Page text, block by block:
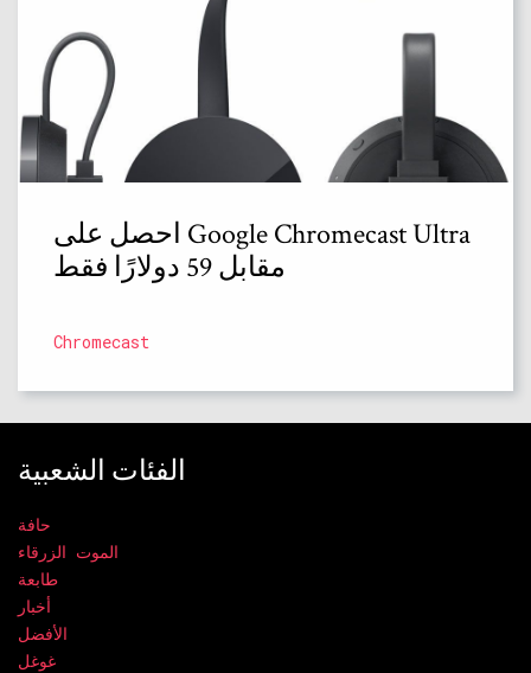
احصل على Google Chromecast Ultra
مقابل 59 دولارًا فقط
Chromecast
الفئات الشعبية
حافة
الموت الزرقاء
طابعة
أخبار
الأفضل
غوغل